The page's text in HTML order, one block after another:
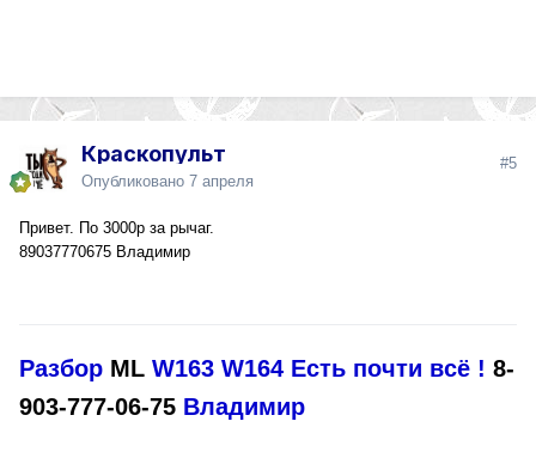
Краскопульт
Опубликовано 7 апреля
#5
Привет. По 3000р за рычаг.
89037770675 Владимир
Разбор ML W163 W164 Есть почти всё ! 8-
903-777-06-75 Владимир